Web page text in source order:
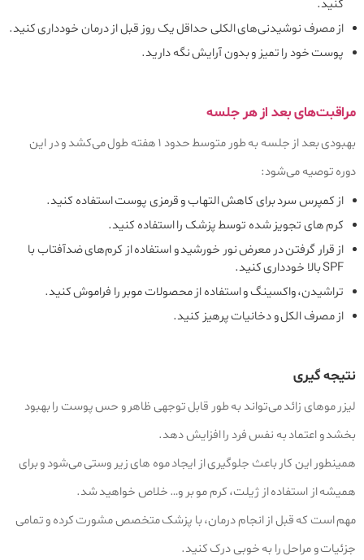
کنید.
از مصرف نوشیدنی‌های الکلی حداقل یک روز قبل از درمان خودداری کنید.
پوست خود را تمیز و بدون آرایش نگه دارید.
مراقبت‌های بعد از هر جلسه
بهبودی بعد از جلسه به طور متوسط حدود ۱ هفته طول می‌کشد و در این
دوره توصیه می‌شود:
از کمپرس سرد برای کاهش التهاب و قرمزی پوست استفاده کنید.
کرم‌ های تجویز شده توسط پزشک را استفاده کنید.
از قرار گرفتن در معرض نور خورشید و استفاده از کرم‌های ضدآفتاب با
SPF بالا خودداری کنید.
تراشیدن، واکسینگ و استفاده از محصولات موبر را فراموش کنید.
از مصرف الکل و دخانیات پرهیز کنید.
نتیجه‌ گیری
لیزر موهای زائد می‌تواند به طور قابل توجهی ظاهر و حس پوست را بهبود
بخشد و اعتماد به نفس فرد را افزایش دهد.
همینطور این کار باعث جلوگیری از ایجاد موه های زیر وستی می‌شود و برای
همیشه از استفاده از ژیلت، کرم مو بر و… خلاص خواهید شد.
مهم است که قبل از انجام درمان، با پزشک متخصص مشورت کرده و تمامی
جزئیات و مراحل را به خوبی درک کنید.